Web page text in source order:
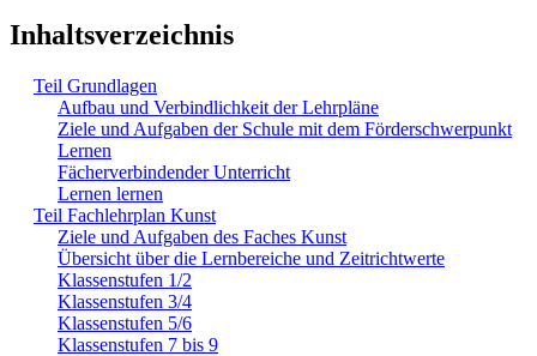
Inhaltsverzeichnis
Teil Grundlagen
Aufbau und Verbindlichkeit der Lehrpläne
Ziele und Aufgaben der Schule mit dem Förderschwerpunkt
Lernen
Fächerverbindender Unterricht
Lernen lernen
Teil Fachlehrplan Kunst
Ziele und Aufgaben des Faches Kunst
Übersicht über die Lernbereiche und Zeitrichtwerte
Klassenstufen 1/2
Klassenstufen 3/4
Klassenstufen 5/6
Klassenstufen 7 bis 9